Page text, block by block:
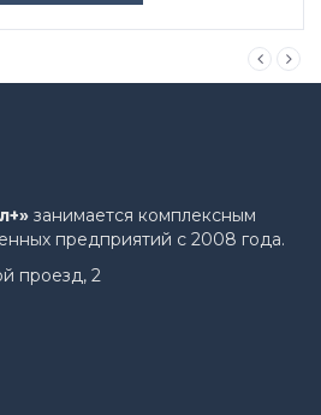
занимается комплексным
предприятий с 2008 года.
проезд, 2